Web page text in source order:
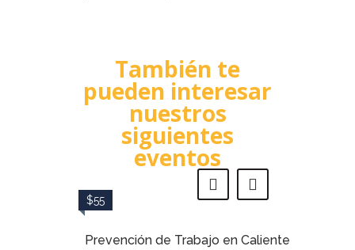
También te
pueden interesar
nuestros
siguientes
eventos
$55
Prevención de Trabajo en Caliente